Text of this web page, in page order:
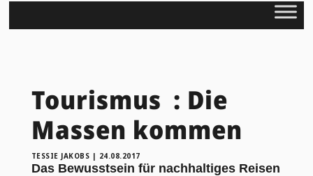
Tourismus : Die
Massen kommen
TESSIE JAKOBS | 24.08.2017
Das Bewusstsein für nachhaltiges Reisen